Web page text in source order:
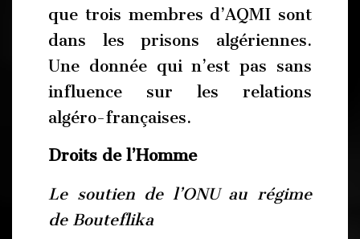
que trois membres d’AQMI sont
dans les prisons algériennes.
Une donnée qui n’est pas sans
influence sur les relations
algéro-françaises.
Droits de l’Homme
Le soutien de l’ONU au régime
de Bouteflika